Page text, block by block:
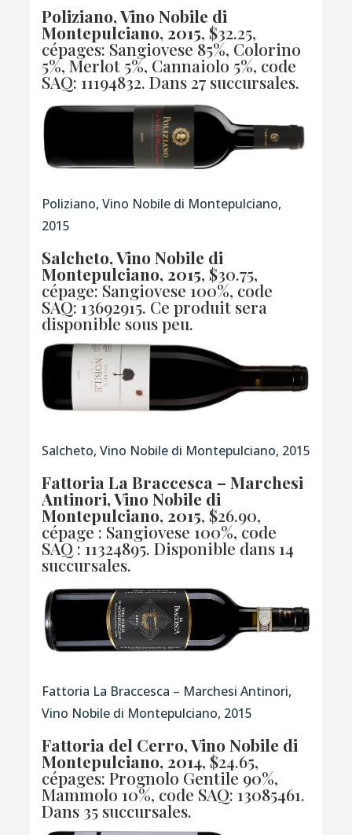
Poliziano, Vino Nobile di
Montepulciano, 2015, $32.25,
cépages: Sangiovese 85%, Colorino
5%, Merlot 5%, Cannaiolo 5%, code
SAQ: 11194832. Dans 27 succursales.
Poliziano, Vino Nobile di Montepulciano,
2015
Salcheto, Vino Nobile di
Montepulciano, 2015, $30.75,
cépage: Sangiovese 100%, code
SAQ: 13692915. Ce produit sera
disponible sous peu.
Salcheto, Vino Nobile di Montepulciano, 2015
Fattoria La Braccesca – Marchesi
Antinori, Vino Nobile di
Montepulciano, 2015, $26.90,
cépage : Sangiovese 100%,code
SAQ : 11324895. Disponible dans 14
succursales.
Fattoria La Braccesca – Marchesi Antinori,
Vino Nobile di Montepulciano, 2015
Fattoria del Cerro, Vino Nobile di
Montepulciano, 2014, $24.65,
cépages: Prognolo Gentile 90%,
Mammolo 10%, code SAQ: 13085461.
Dans 35 succursales.